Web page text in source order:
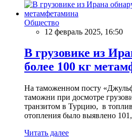
Общество
12 февраль 2025, 16:50
В грузовике из
более 100 кг
На таможенном посту
таможни при досмотре
транзитом в Турцию, в
отопления было выявлено
Читать далее